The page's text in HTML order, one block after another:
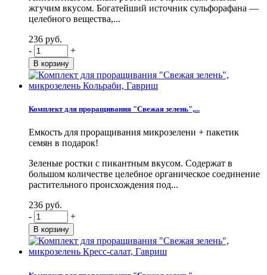
жгучим вкусом. Богатейший источник сульфорафана —
целебного вещества,...
236 руб.
-
+
Комплект для проращивания "Свежая зелень",...
Емкость для проращивания микрозелени + пакетик
семян в подарок!
Зеленые ростки с пикантным вкусом. Содержат в
большом количестве целебное органическое соединение
растительного происхождения под...
236 руб.
-
+